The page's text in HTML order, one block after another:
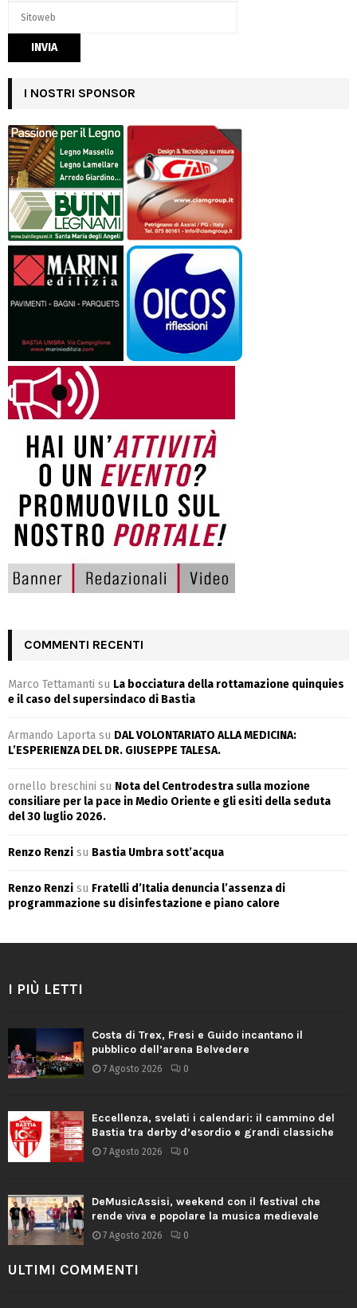
I NOSTRI SPONSOR
COMMENTI RECENTI
Marco Tettamanti su La bocciatura della rottamazione quinquies
e il caso del supersindaco di Bastia
Armando Laporta su DAL VOLONTARIATO ALLA MEDICINA:
L’ESPERIENZA DEL DR. GIUSEPPE TALESA.
ornello breschini su Nota del Centrodestra sulla mozione
consiliare per la pace in Medio Oriente e gli esiti della seduta
del 30 luglio 2026.
Renzo Renzi su Bastia Umbra sott’acqua
Renzo Renzi su Fratelli d’Italia denuncia l’assenza di
programmazione su disinfestazione e piano calore
I PIÙ LETTI
Costa di Trex, Fresi e Guido incantano il
pubblico dell’arena Belvedere
7 Agosto 2026 0
Eccellenza, svelati i calendari: il cammino del
Bastia tra derby d’esordio e grandi classiche
7 Agosto 2026 0
DeMusicAssisi, weekend con il festival che
rende viva e popolare la musica medievale
7 Agosto 2026 0
ULTIMI COMMENTI